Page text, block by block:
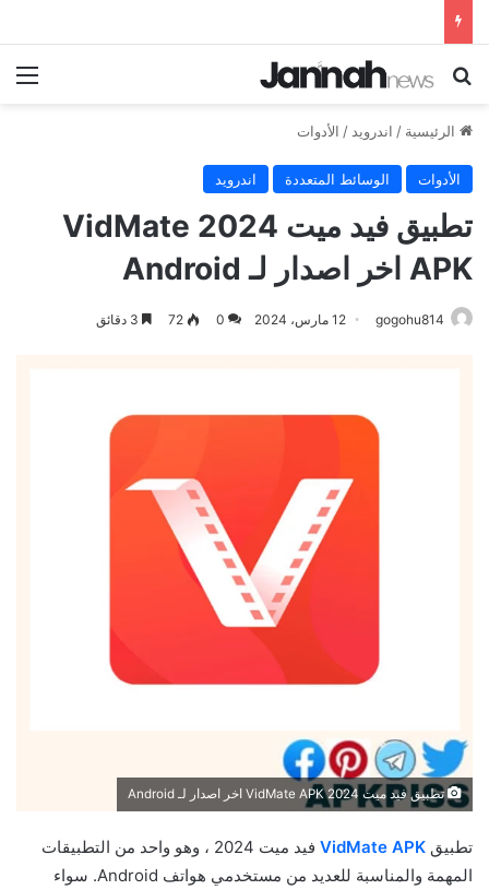
بحث عن
الرئيسية / اندرويد / الأدوات
الأدوات الوسائط المتعددة اندرويد
تطبيق فيد ميت 2024 VidMate
APK اخر اصدار لـ Android
gogohu814 12 مارس، 2024 0
72
تطبيق فيد ميت 2024 VidMate APK اخر اصدار لـ Android
تطبيق VidMate APK
فيد ميت 2024 ، وهو واحد من التطبيقات
المهمة والمناسبة للعديد من مستخدمي هواتف Android. سواء